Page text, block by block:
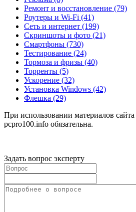
Ремонт и восстановление (79)
Роутеры и Wi-Fi (41)
Сеть и интернет (199)
Скриншоты и фото (21)
Смартфоны (730)
Тестирование (24)
Тормоза и фризы (40)
Торренты (5)
Ускорение (32)
Установка Windows (42)
Флешка (29)
При использовании материалов
pcpro100.info обязательна.
Задать вопрос эксперту